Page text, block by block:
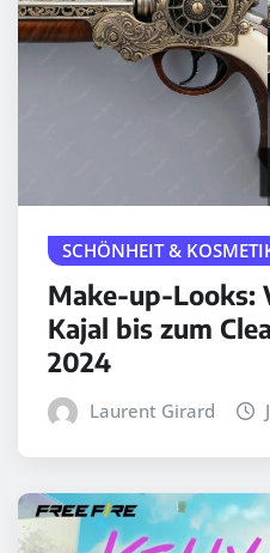
SCHÖNHEIT &
Make-up-Looks:
Kajal bis zum
2024
Laurent Girard